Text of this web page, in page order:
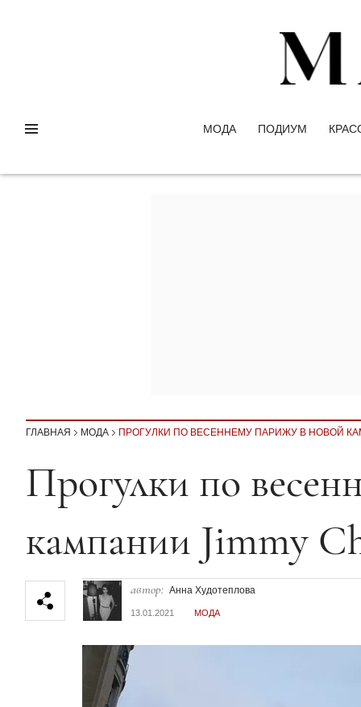
МОДА ПОДИУМ
ГЛАВНАЯ МОДА ПРОГУЛКИ ПО ВЕСЕННЕМУ ПАРИЖУ В НОВОЙ
Секция статей
Прогулки по
кампании Jimmy
автор: Анна Худотеплова
13.01.2021 МОДА